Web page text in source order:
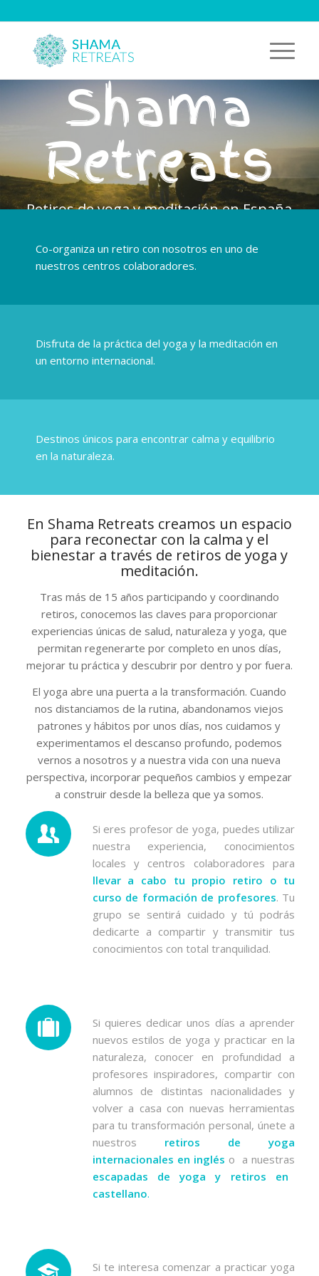
Shama
Retreats
Retiros de yoga y meditación en España
Co-organiza un retiro con nosotros en uno de
nuestros centros colaboradores.
Disfruta de la práctica del yoga y la meditación en
un entorno internacional.
Destinos únicos para encontrar calma y equilibrio
en la naturaleza.
En Shama Retreats creamos un espacio
para reconectar con la calma y el
bienestar a través de retiros de yoga y
meditación.
Tras más de 15 años participando y coordinando
retiros, conocemos las claves para proporcionar
experiencias únicas de salud, naturaleza y yoga, que
permitan regenerarte por completo en unos días,
mejorar tu práctica y descubrir por dentro y por fuera.
El yoga abre una puerta a la transformación. Cuando
nos distanciamos de la rutina, abandonamos viejos
patrones y hábitos por unos días, nos cuidamos y
experimentamos el descanso profundo, podemos
vernos a nosotros y a nuestra vida con una nueva
perspectiva, incorporar pequeños cambios y empezar
a construir desde la belleza que ya somos.
Si eres profesor de yoga, puedes utilizar
nuestra experiencia, conocimientos
locales y centros colaboradores para
llevar a cabo tu propio retiro o tu
curso de formación de profesores. Tu
grupo se sentirá cuidado y tú podrás
dedicarte a compartir y transmitir tus
conocimientos con total tranquilidad.
Si quieres dedicar unos días a aprender
nuevos estilos de yoga y practicar en la
naturaleza, conocer en profundidad a
profesores inspiradores, compartir con
alumnos de distintas nacionalidades y
volver a casa con nuevas herramientas
para tu transformación personal, únete a
nuestros retiros de yoga
internacionales en inglés o a nuestras
escapadas de yoga y retiros en
castellano.
Si te interesa comenzar a practicar yoga